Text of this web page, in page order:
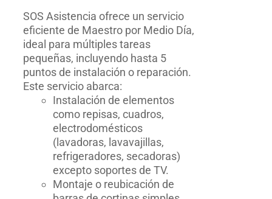
SOS Asistencia ofrece un servicio
eficiente de Maestro por Medio Día,
ideal para múltiples tareas
pequeñas, incluyendo hasta 5
puntos de instalación o reparación.
Este servicio abarca:
Instalación de elementos
como repisas, cuadros,
electrodomésticos
(lavadoras, lavavajillas,
refrigeradores, secadoras)
excepto soportes de TV.
Montaje o reubicación de